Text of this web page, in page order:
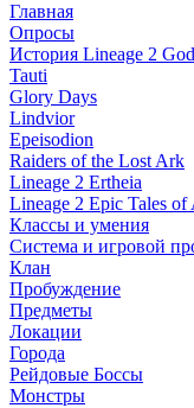
Главная
Опросы
История Lineage 2
Tauti
Glory Days
Lindvior
Epeisodion
Raiders of the Lost Ark
Lineage 2 Ertheia
Lineage 2 Epic Tales of
Классы и умения
Система и игровой
Клан
Пробуждение
Предметы
Локации
Города
Рейдовые Боссы
Монстры